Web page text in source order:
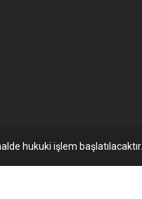
hukuki işlem başlatılacaktır.